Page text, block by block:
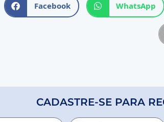
Facebook WhatsApp
CADASTRE-SE PARA